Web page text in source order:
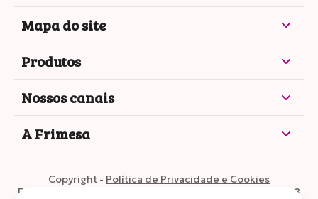
Inovar para nutrir
Como a Frimesa transforma tendências de
Mapa do site
Produtos
Nossos canais
A Frimesa
Copyright - Política de Privacidade e Cookies
Frimesa Cooperativa Central •
CNPJ: 77.595.395/0002-28